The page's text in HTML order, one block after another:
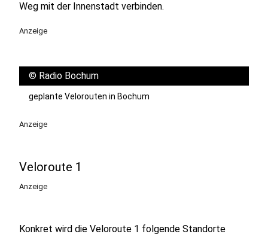
Weg mit der Innenstadt verbinden.
Anzeige
© Radio Bochum
geplante Velorouten in Bochum
Anzeige
Veloroute 1
Anzeige
Konkret wird die Veloroute 1 folgende Standorte